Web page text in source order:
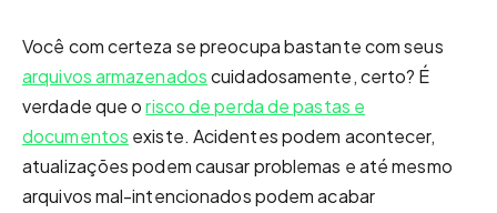
Você com certeza se preocupa bastante com seus
arquivos armazenadoscuidadosamente, certo? É
verdade que orisco de perda de pastas e
documentos existe. Acidentes podem acontecer,
atualizações podem causar problemas e até mesmo
arquivos mal-intencionados podem acabar